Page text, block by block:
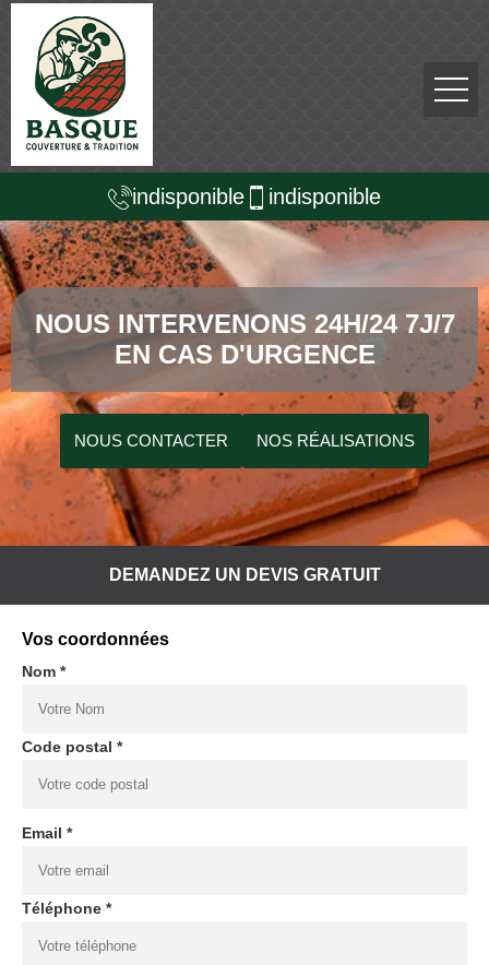
indisponible indisponible
NOUS INTERVENONS 24H/24 7J/7
EN CAS D'URGENCE
NOUS CONTACTER NOS RÉALISATIONS
DEMANDEZ UN DEVIS GRATUIT
Vos coordonnées
Nom *
Code postal *
Email *
Téléphone *